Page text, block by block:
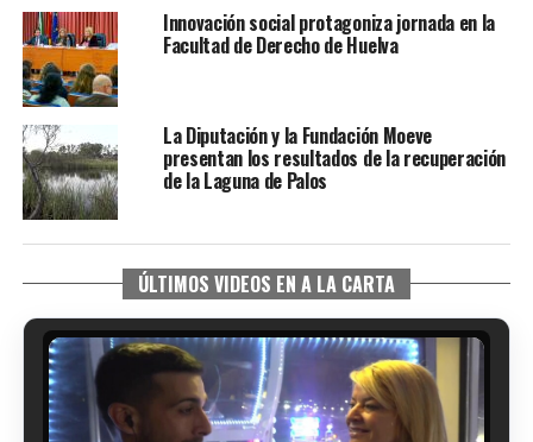
Innovación social protagoniza jornada en la
Facultad de Derecho de Huelva
La Diputación y la Fundación Moeve
presentan los resultados de la recuperación
de la Laguna de Palos
ÚLTIMOS VIDEOS EN A LA CARTA